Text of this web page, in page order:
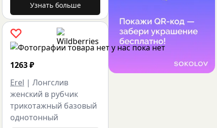
Узнать больше
1263₽
Erel | Лонгслив
женский в рубчик
трикотажный базовый
однотонный